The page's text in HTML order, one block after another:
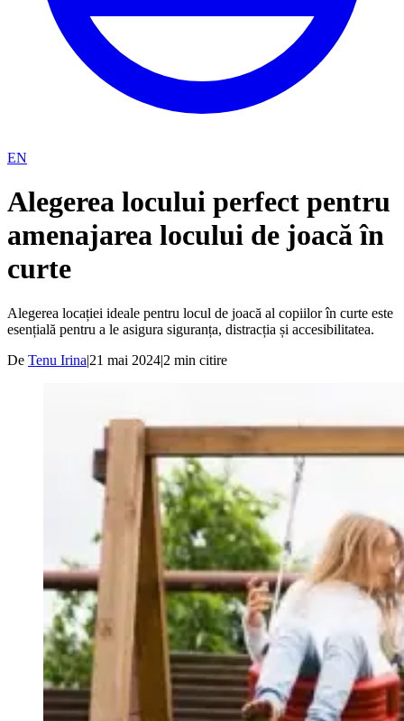
EN
Alegerea locului perfect pentru
amenajarea locului de joacă în
curte
Alegerea locației ideale pentru locul de joacă al copiilor în curte este
esențială pentru a le asigura siguranța, distracția și accesibilitatea.
De Tenu Irina|21 mai 2024|2 min citire